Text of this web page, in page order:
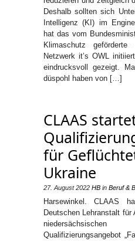
Deshalb sollten sich
Intelligenz (KI) im
hat das vom
Klimaschutz
Netzwerk it’s OWL
eindrucksvoll gezeigt.
düspohl haben von […]
CLAAS
für
Ukraine
27. August 2022 HB in Beruf &
Harsewinkel. CLAAS
Deutschen Lehranstalt für
Qualifizierungsangebot